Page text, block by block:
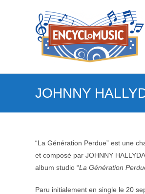
JOHNNY
“La Génération Perdue” est une
et composé par JOHNNY
album studio “La Génération
Paru initialement en single le 20